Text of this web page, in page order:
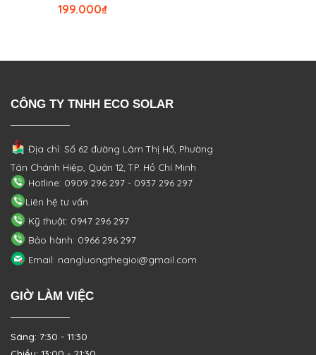
₫
199.000
CÔNG TY TNHH ECO SOLAR
Địa chỉ: Số 62 đường Lâm Thị Hố, Phường
Tân Chánh Hiệp, Quận 12, TP. Hồ Chí Minh
Hotline: 0909 296 297 - 0937 296 297
Liên hệ tư vấn
Kỹ thuật: 0947 296 297
Bảo hành: 0966 296 297
Email: nangluongthegioi@gmail.com
GIỜ LÀM VIỆC
Sáng: 7:30 - 11:30